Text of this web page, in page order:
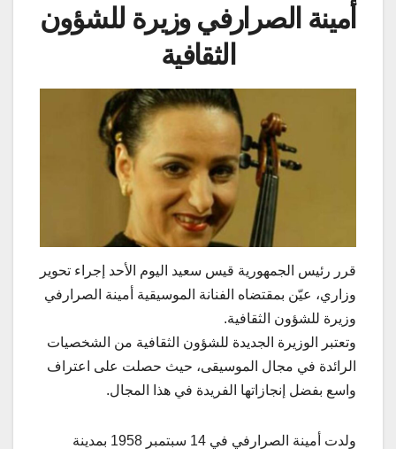
أمينة الصرارفي وزيرة للشؤون
الثقافية
قرر رئيس الجمهورية قيس سعيد اليوم الأحد إجراء تحوير
وزاري، عيّن بمقتضاه الفنانة الموسيقية أمينة الصرارفي
وزيرة للشؤون الثقافية.
وتعتبر الوزيرة الجديدة للشؤون الثقافية من الشخصيات
الرائدة في مجال الموسيقى، حيث حصلت على اعتراف
واسع بفضل إنجازاتها الفريدة في هذا المجال.
ولدت أمينة الصرارفي في 14 سبتمبر 1958 بمدينة